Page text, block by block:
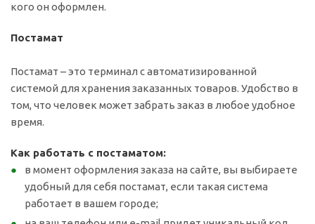
кого он оформлен.
Постамат
Постамат – это терминал с автоматизированной
системой для хранения заказанных товаров. Удобство в
том, что человек может забрать заказ в любое удобное
время.
Как работать с постаматом:
в момент оформления заказа на сайте, вы выбираете
удобный для себя постамат, если такая система
работает в вашем городе;